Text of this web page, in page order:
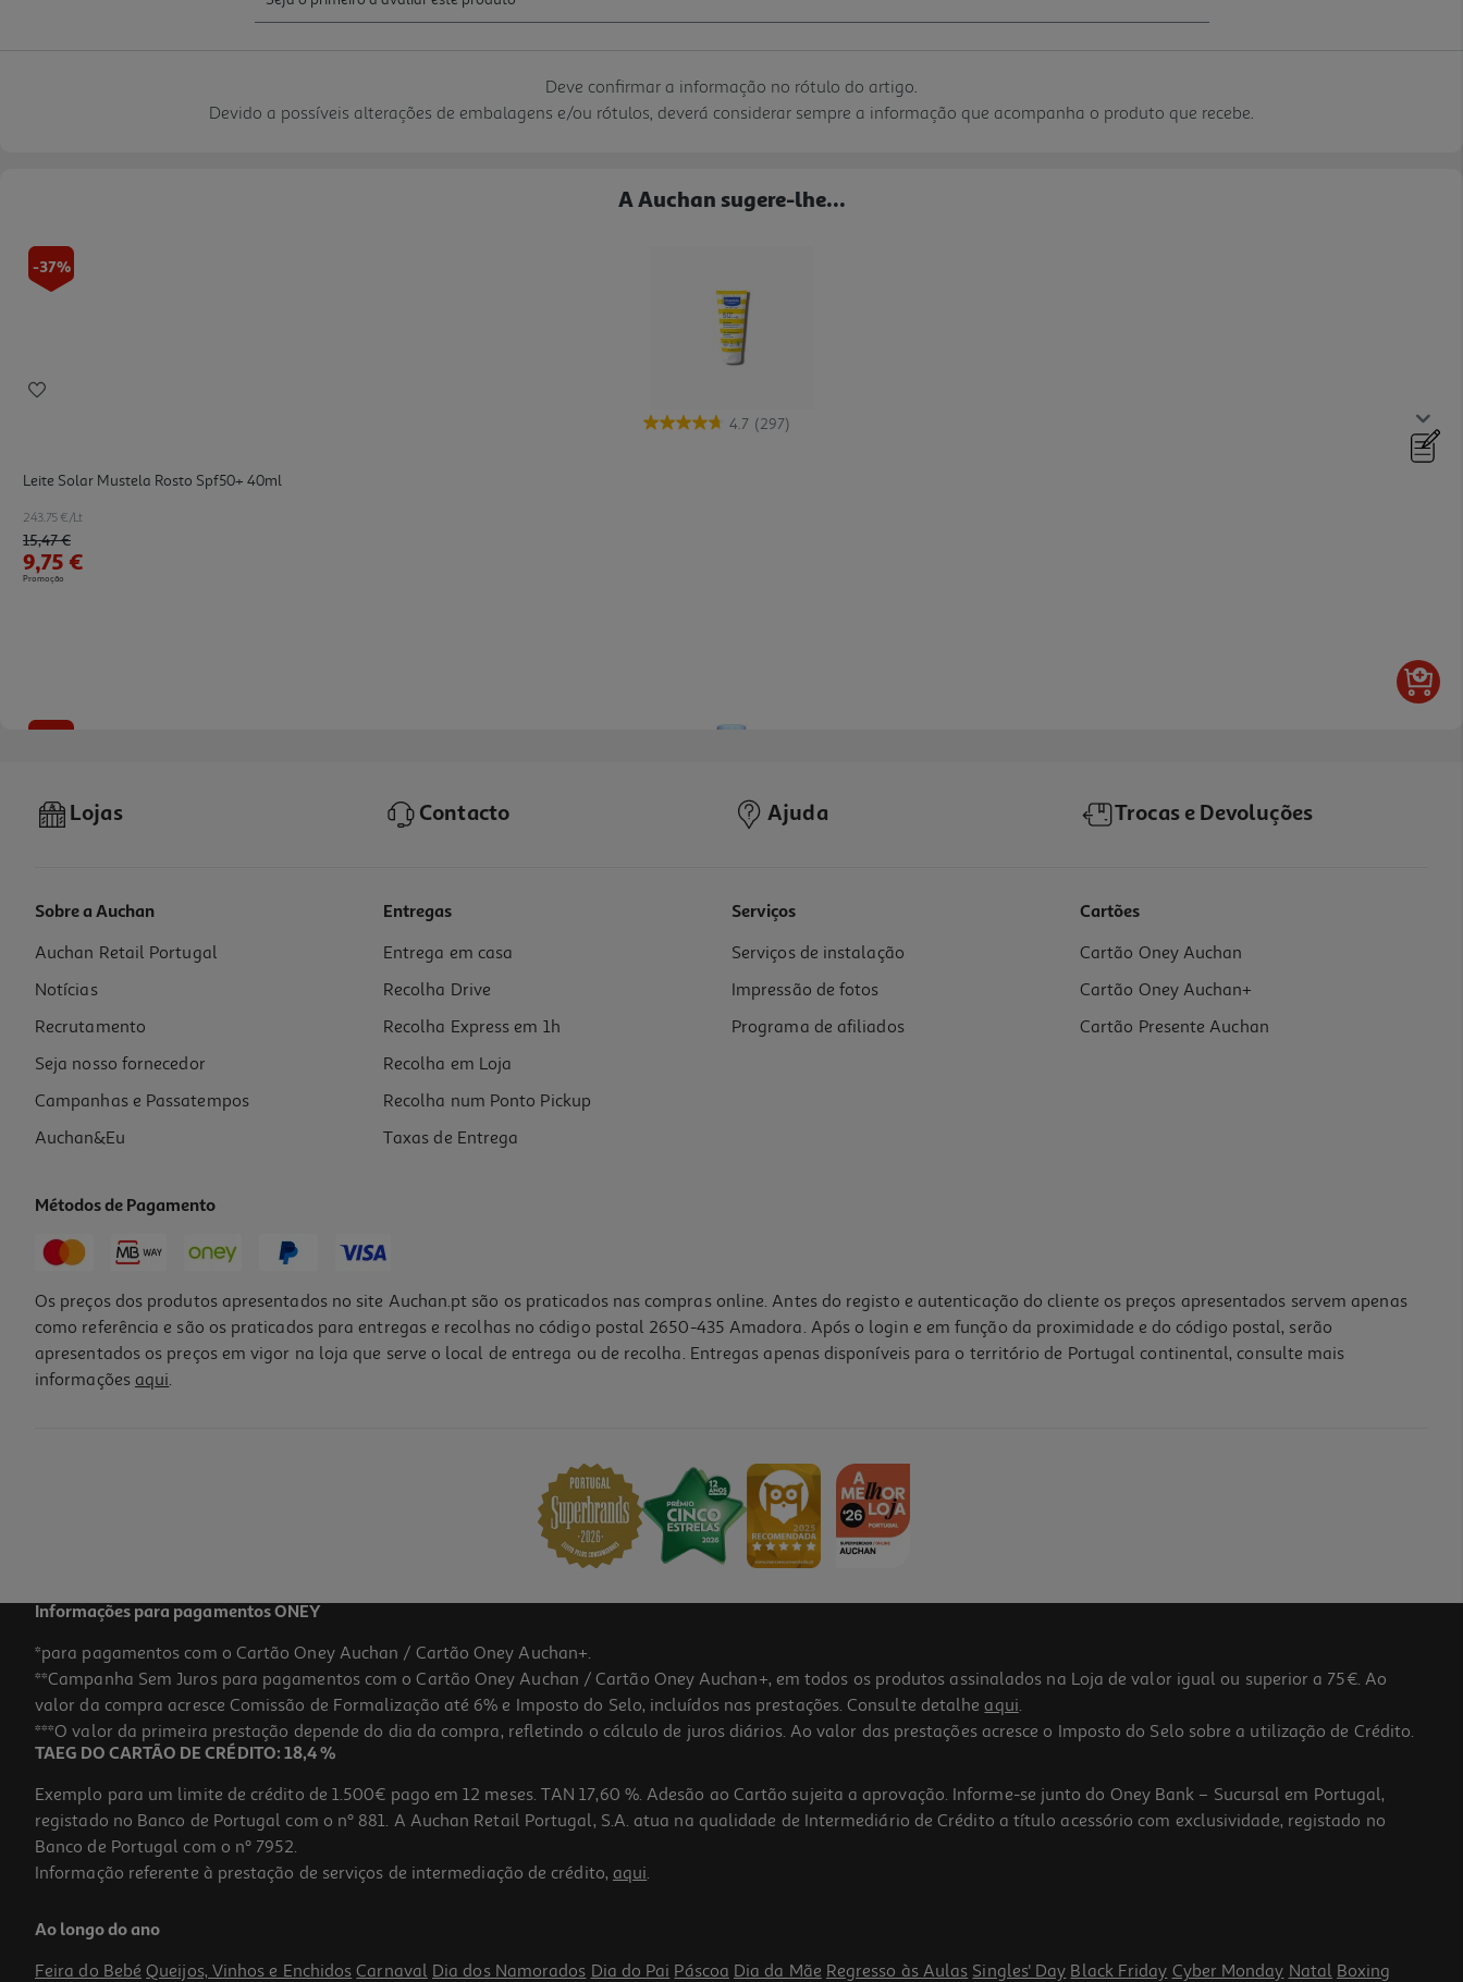
Deve confirmar a informação no rótulo do artigo.
Devido a possíveis alterações de embalagens e/ou rótulos, deverá considerar sempre a informação que acompanha o produto que recebe.
A Auchan sugere-lhe...
-37%
4.7 (297)
Leite Solar Mustela Rosto Spf50+ 40ml
243.75 €/Lt
Price reduced from
15,47 €to
9,75 €
Promoção
Spray Isdin Foto Loção Ped Spf50 250ml
23.69 €/un
23,69 €
-37%
-37%
380.6 €/Lt
Price reduced from
30,20 € to
Lojas Contacto Ajuda Trocas e Devoluções
Sobre a Auchan
Auchan Retail Portugal
Notícias
Recrutamento
Seja nosso fornecedor
Campanhas e Passatempos
Auchan&Eu
Entregas
Entrega em casa
Recolha Drive
Recolha Express em 1h
Recolha em Loja
Recolha num Ponto Pickup
Taxas de Entrega
Serviços
Serviços de instalação
Impressão de fotos
Programa de afiliados
Cartões
Cartão Oney Auchan
Cartão Oney Auchan+
Cartão Presente Auchan
Métodos de Pagamento
Os preços dos produtos apresentados no site Auchan.pt são os praticados nas compras online. Antes do registo e autenticação do cliente os preços apresentados servem apenas
como referência e são os praticados para entregas e recolhas no código postal 2650-435 Amadora. Após o login e em função da proximidade e do código postal, serão
apresentados os preços em vigor na loja que serve o local de entrega ou de recolha. Entregas apenas disponíveis para o território de Portugal continental, consulte mais
informações aqui.
Informações para pagamentos ONEY
*para pagamentos com o Cartão Oney Auchan / Cartão Oney Auchan+.
**Campanha Sem Juros para pagamentos com o Cartão Oney Auchan / Cartão Oney Auchan+, em todos os produtos assinalados na Loja de valor igual ou superior a 75€. Ao
valor da compra acresce Comissão de Formalização até 6% e Imposto do Selo, incluídos nas prestações. Consulte detalhe aqui.
***O valor da primeira prestação depende do dia da compra, refletindo o cálculo de juros diários. Ao valor das prestações acresce o Imposto do Selo sobre a utilização de Crédito.
TAEG DO CARTÃO DE CRÉDITO: 18,4 %
Exemplo para um limite de crédito de 1.500€ pago em 12 meses. TAN 17,60 %. Adesão ao Cartão sujeita a aprovação. Informe-se junto do Oney Bank – Sucursal em Portugal,
registado no Banco de Portugal com o nº 881. A Auchan Retail Portugal, S.A. atua na qualidade de Intermediário de Crédito a título acessório com exclusividade, registado no
Banco de Portugal com o nº 7952.
Informação referente à prestação de serviços de intermediação de crédito, aqui.
Ao longo do ano
Feira do Bebé Queijos, Vinhos e Enchidos Carnaval Dia dos Namorados Dia do Pai Páscoa Dia da Mãe Regresso às Aulas Singles' Day Black Friday Cyber Monday Natal Boxing